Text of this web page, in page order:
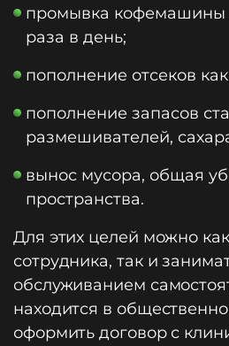
промывка кофемашины
раза в день;
пополнение отсеков
пополнение запасов
размешивателей,
вынос мусора, общая
пространства.
Для этих целей можно
сотрудника, так и
обслуживанием
находится в
оформить договор с